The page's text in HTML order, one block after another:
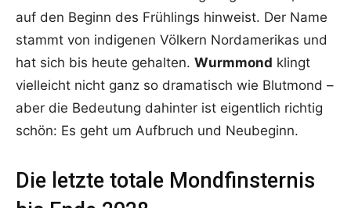
auf den Beginn des Frühlings hinweist. Der Name
stammt von indigenen Völkern Nordamerikas und
hat sich bis heute gehalten. Wurmmond klingt
vielleicht nicht ganz so dramatisch wie Blutmond –
aber die Bedeutung dahinter ist eigentlich richtig
schön: Es geht um Aufbruch und Neubeginn.
Die letzte totale Mondfinsternis